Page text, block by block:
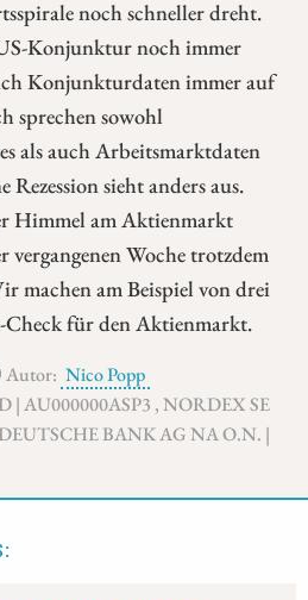
noch schneller dreht.
Konjunktur noch immer
Konjunkturdaten immer auf
sprechen sowohl
als auch Arbeitsmarktdaten
Rezession sieht anders aus.
Himmel am Aktienmarkt
Woche trotzdem
machen am Beispiel von drei
für den Aktienmarkt.
Autor: Nico Popp
AU000000ASP3 , NORDEX SE
BANK AG NA O.N. |